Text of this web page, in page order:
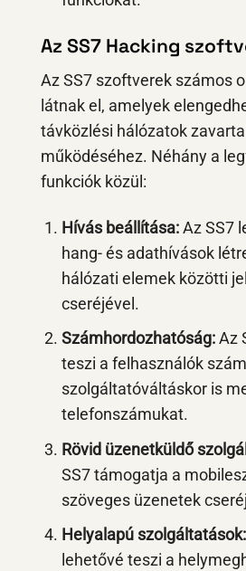
Az SS7 Hacking
Az SS7 szoftverek számos
látnak el, amelyek
távközlési hálózatok
működéséhez. Néhány a
funkciók közül:
Hívás beállítása:Az SS7
hang- és adathívások
hálózati elemek közötti
cseréjével.
Számhordozhatóság:Az
teszi a felhasználók
szolgáltatóváltáskor is
telefonszámukat.
Rövid üzenetküldő
SS7 támogatja a
szöveges üzenetek
Helyalapú szolgáltatások:
lehetővé teszi a